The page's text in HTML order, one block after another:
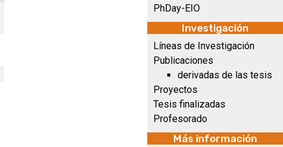
PhDay-EIO
Investigación
Líneas de Investigación
Publicaciones
derivadas de las tesis
Proyectos
Tesis finalizadas
Profesorado
Más información